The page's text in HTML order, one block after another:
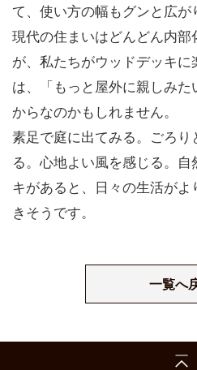
て、使い方の幅もグンと広が
現代の住まいはどんどん内部
が、私たちがウッドデッキ
は、「もっと屋外に親しみ
からなのかもしれません。
素足で庭に出てみる。ごろ
る。心地よい風を感じる。自
キがあると、日々の生活が
きそうです。
一覧へ